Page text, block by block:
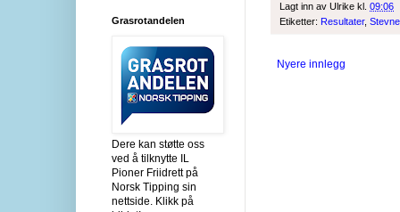
Lagt inn av Ulrike kl. 09:06
Etiketter: Resultater,
Nyere innlegg
Grasrotandelen
Dere kan støtte oss
ved å tilknytte IL
Pioner Friidrett på
Norsk Tipping sin
nettside. Klikk på